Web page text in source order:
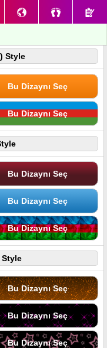
Style
Bu Dizaynı Seç
Bu Dizaynı Seç
Bu Dizaynı Seç
Bu Dizaynı Seç
Bu Dizaynı Seç
Style
Bu Dizaynı Seç
Bu Dizaynı Seç
Bu Dizaynı Seç